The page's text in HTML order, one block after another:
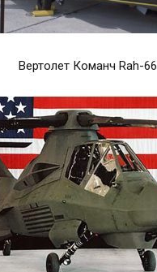
Вертолет Команч Rah-66